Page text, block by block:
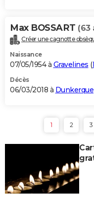
Max BOSSART (63
Créer une cagnotte
Naissance
07/05/1954 à Gravelines (
Décès
06/03/2018 à Dunkerque
1 2 3